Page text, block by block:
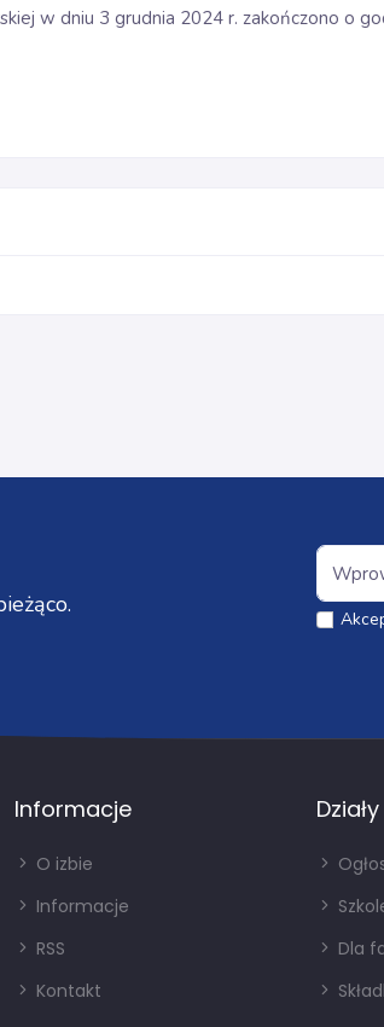
w dniu 3 grudnia 2024 r. zakończono o
Informacje
O izbie
Informacje
RSS
Kontakt
Działy
Dla